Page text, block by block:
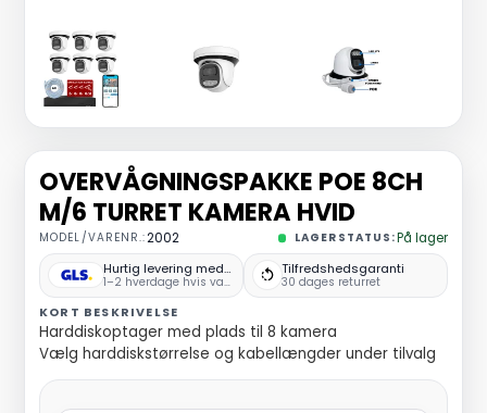
OVERVÅGNINGSPAKKE POE 8CH
M/6 TURRET KAMERA HVID
MODEL/VARENR.:2002 LAGERSTATUS:På lager
Hurtig levering med GLS
1–2 hverdage hvis varen er på lager
Tilfredshedsgaranti
30 dages returret
KORT BESKRIVELSE
Harddiskoptager med plads til 8 kamera
Vælg harddiskstørrelse og kabellængder under tilvalg